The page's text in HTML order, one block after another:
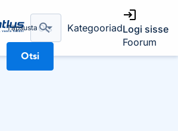
Täpsusta
Otsi
KategooriadLogi sisse
Foorum